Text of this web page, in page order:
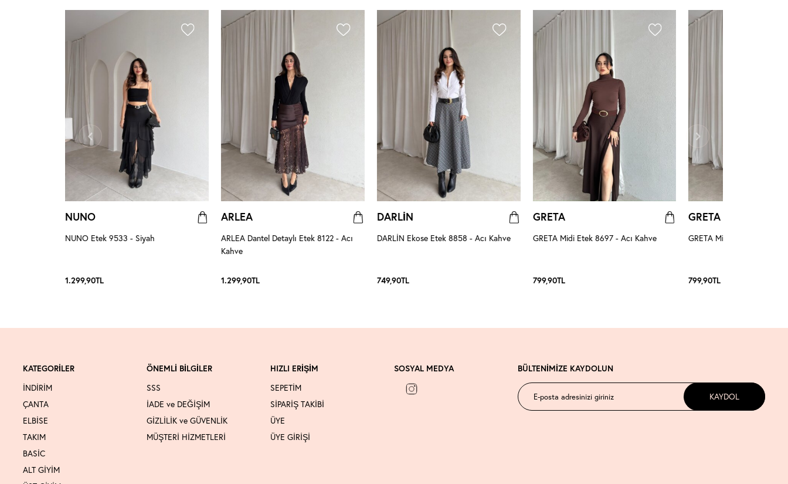
NUNO
NUNO Etek 9533 - Siyah
1.299,90TL
ARLEA
ARLEA Dantel Detaylı Etek 8122 - Acı
Kahve
1.299,90TL
DARLİN
DARLİN Ekose Etek 8858 - Acı Kahve
749,90TL
GRETA
GRETA Midi Etek 8697 - Acı Kahve
799,90TL
GRETA
GRETA Midi Etek 8697 -
799,90TL
KATEGORİLER
İNDİRİM
ÇANTA
ELBİSE
TAKIM
BASİC
ALT GİYİM
ÖNEMLİ BİLGİLER
SSS
İADE ve DEĞİŞİM
GİZLİLİK ve GÜVENLİK
MÜŞTERİ HİZMETLERİ
HIZLI ERİŞİM
SEPETİM
SİPARİŞ TAKİBİ
ÜYE
ÜYE GİRİŞİ
SOSYAL MEDYA BÜLTENİMİZE KAYDOLUN
KAYDOL